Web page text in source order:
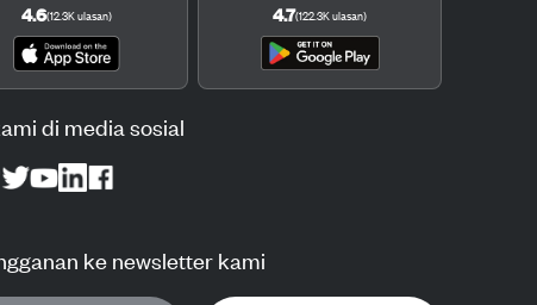
4.6(12.3Kulasan) 4.7(122.3Kulasan)
di media sosial
ke newsletter kami